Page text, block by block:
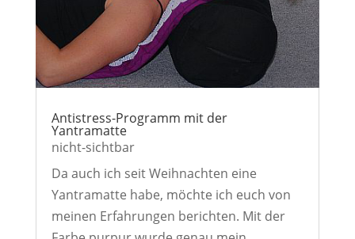
Antistress-Programm mit der
Yantramatte
nicht-sichtbar
Da auch ich seit Weihnachten eine
Yantramatte habe, möchte ich euch von
meinen Erfahrungen berichten. Mit der